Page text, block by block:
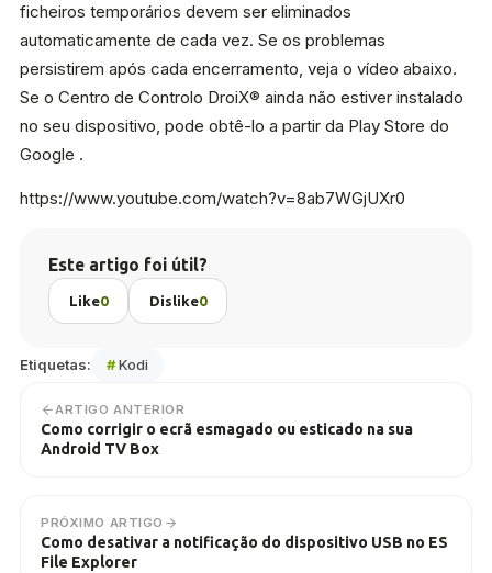
ficheiros temporários devem ser eliminados
automaticamente de cada vez. Se os problemas
persistirem após cada encerramento, veja o vídeo abaixo.
Se o Centro de Controlo DroiX® ainda não estiver instalado
no seu dispositivo, pode obtê-lo a partir da Play Store do
Google .
https://www.youtube.com/watch?v=8ab7WGjUXr0
Este artigo foi útil?
Like0 Dislike0
Etiquetas: #Kodi
ARTIGO ANTERIOR
Como corrigir o ecrã esmagado ou esticado na sua
Android TV Box
PRÓXIMO ARTIGO
Como desativar a notificação do dispositivo USB no ES
File Explorer